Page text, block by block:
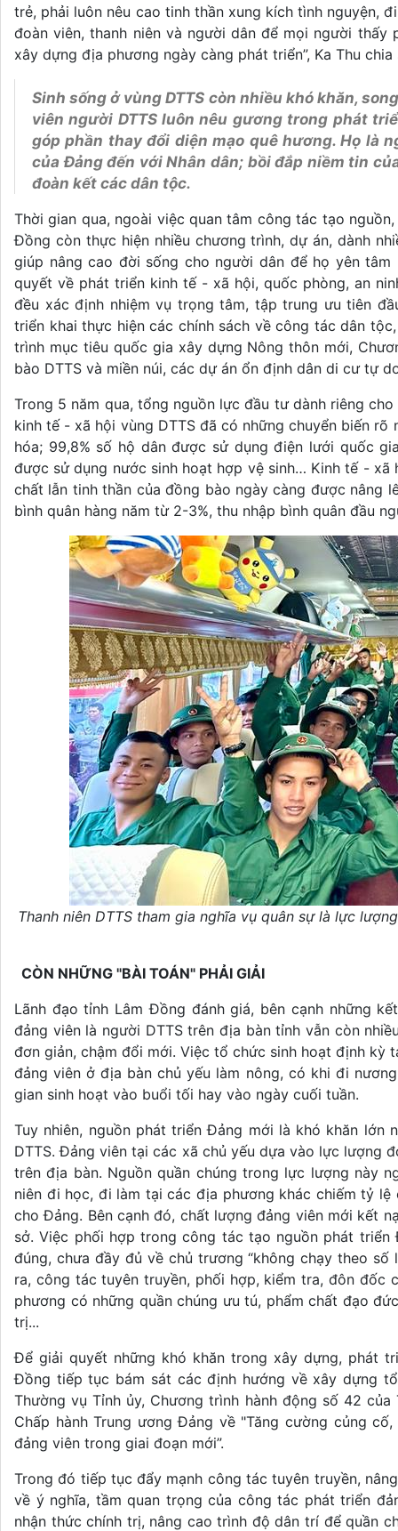
trẻ, phải luôn nêu cao tinh thần xung kích tình nguyện,
đoàn viên, thanh niên và người dân để mọi người
xây dựng địa phương ngày càng phát triển”, Ka Thu
Sinh sống ở vùng DTTS còn nhiều khó khăn,
viên người DTTS luôn nêu gương trong phát
góp phần thay đổi diện mạo quê hương. Họ là
của Đảng đến với Nhân dân; bồi đắp niềm tin
đoàn kết các dân tộc.
Thời gian qua, ngoài việc quan tâm công tác tạo
Đồng còn thực hiện nhiều chương trình, dự án, dành
giúp nâng cao đời sống cho người dân để họ yên
quyết về phát triển kinh tế - xã hội, quốc phòng, an
đều xác định nhiệm vụ trọng tâm, tập trung ưu tiên
triển khai thực hiện các chính sách về công tác dân
trình mục tiêu quốc gia xây dựng Nông thôn mới,
bào DTTS và miền núi, các dự án ổn định dân di cư tự
Trong 5 năm qua, tổng nguồn lực đầu tư dành riêng
kinh tế - xã hội vùng DTTS đã có những chuyển biến
hóa; 99,8% số hộ dân được sử dụng điện lưới quốc
được sử dụng nước sinh hoạt hợp vệ sinh… Kinh tế -
chất lẫn tinh thần của đồng bào ngày càng được nâng
bình quân hàng năm từ 2-3%, thu nhập bình quân đầu
Thanh niên DTTS tham gia nghĩa vụ quân sự là lực
CÒN NHỮNG "BÀI TOÁN" PHẢI GIẢI
Lãnh đạo tỉnh Lâm Đồng đánh giá, bên cạnh những
đảng viên là người DTTS trên địa bàn tỉnh vẫn còn
đơn giản, chậm đổi mới. Việc tổ chức sinh hoạt định
đảng viên ở địa bàn chủ yếu làm nông, có khi đi
gian sinh hoạt vào buổi tối hay vào ngày cuối tuần.
Tuy nhiên, nguồn phát triển Đảng mới là khó khăn
DTTS. Đảng viên tại các xã chủ yếu dựa vào lực lượng
trên địa bàn. Nguồn quần chúng trong lực lượng này
niên đi học, đi làm tại các địa phương khác chiếm tỷ
cho Đảng. Bên cạnh đó, chất lượng đảng viên mới kết
sở. Việc phối hợp trong công tác tạo nguồn phát
đúng, chưa đầy đủ về chủ trương “không chạy theo
ra, công tác tuyên truyền, phối hợp, kiểm tra, đôn
phương có những quần chúng ưu tú, phẩm chất đạo
trị...
Để giải quyết những khó khăn trong xây dựng, phát
Đồng tiếp tục bám sát các định hướng về xây dựng
Thường vụ Tỉnh ủy, Chương trình hành động số 42
Chấp hành Trung ương Đảng về "Tăng cường củng
đảng viên trong giai đoạn mới”.
Trong đó tiếp tục đẩy mạnh công tác tuyên truyền,
về ý nghĩa, tầm quan trọng của công tác phát triển
nhận thức chính trị, nâng cao trình độ dân trí để quần